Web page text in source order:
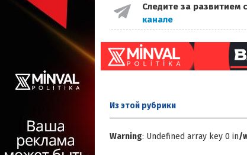
Следите за развитием
канале
Из этой рубрики
Warning: Undefined array key 0 in/